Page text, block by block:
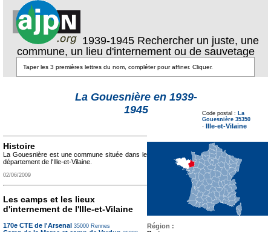
1939-1945 Rechercher un juste, une
commune, un lieu d'internement ou de sauvetage
La Gouesnière en 1939-
1945
Code postal : La
Gouesnière 35350
- Ille-et-Vilaine
Région :
Histoire
La Gouesnière est une commune située dans le
département de l'Ille-et-Vilaine.
02/06/2009
Les camps et les lieux
d'internement de l'Ille-et-Vilaine
170e CTE de l'Arsenal 35000 Rennes